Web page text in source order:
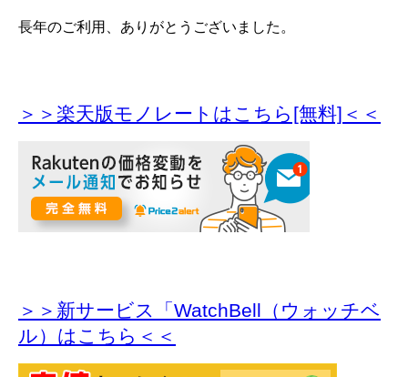
長年のご利用、ありがとうございました。
＞＞楽天版モノレートはこちら[無料]＜＜
＞＞新サービス「WatchBell（ウォッチベ
ル）はこちら＜＜